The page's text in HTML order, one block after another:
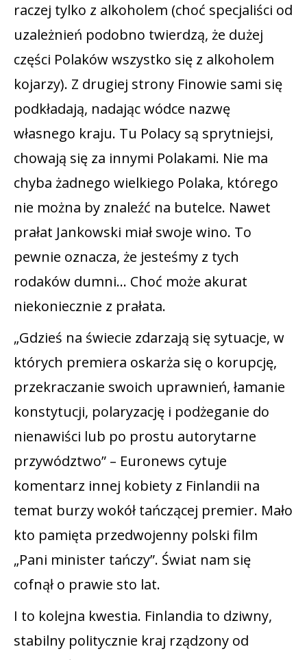
raczej tylko z alkoholem (choć specjaliści od
uzależnień podobno twierdzą, że dużej
części Polaków wszystko się z alkoholem
kojarzy). Z drugiej strony Finowie sami się
podkładają, nadając wódce nazwę
własnego kraju. Tu Polacy są sprytniejsi,
chowają się za innymi Polakami. Nie ma
chyba żadnego wielkiego Polaka, którego
nie można by znaleźć na butelce. Nawet
prałat Jankowski miał swoje wino. To
pewnie oznacza, że jesteśmy z tych
rodaków dumni… Choć może akurat
niekoniecznie z prałata.
„Gdzieś na świecie zdarzają się sytuacje, w
których premiera oskarża się o korupcję,
przekraczanie swoich uprawnień, łamanie
konstytucji, polaryzację i podżeganie do
nienawiści lub po prostu autorytarne
przywództwo” – Euronews cytuje
komentarz innej kobiety z Finlandii na
temat burzy wokół tańczącej premier. Mało
kto pamięta przedwojenny polski film
„Pani minister tańczy”. Świat nam się
cofnął o prawie sto lat.
I to kolejna kwestia. Finlandia to dziwny,
stabilny politycznie kraj rządzony od